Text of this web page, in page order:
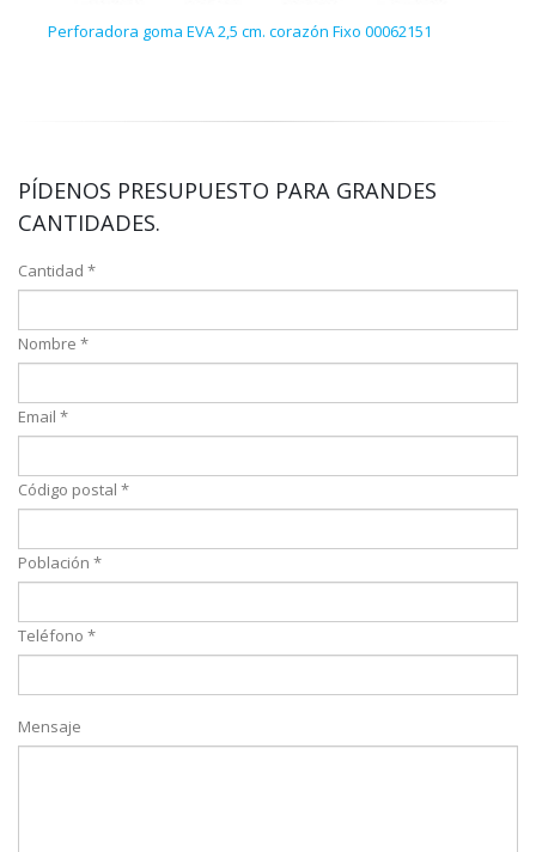
Perforadora goma EVA 2,5 cm. corazón Fixo 00062151
PÍDENOS PRESUPUESTO PARA GRANDES
CANTIDADES.
Cantidad *
Nombre *
Email *
Código postal *
Población *
Teléfono *
Mensaje